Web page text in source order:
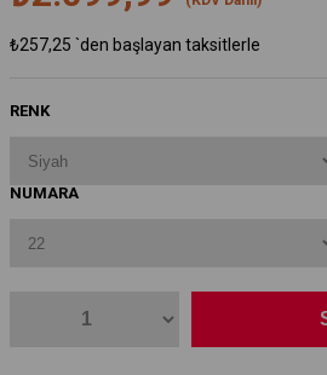
₺257,25 `den başlayan taksitlerle
RENK
NUMARA